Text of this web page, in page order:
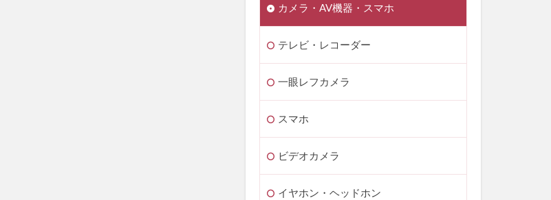
カメラ・AV機器・スマホ
テレビ・レコーダー
一眼レフカメラ
スマホ
ビデオカメラ
イヤホン・ヘッドホン